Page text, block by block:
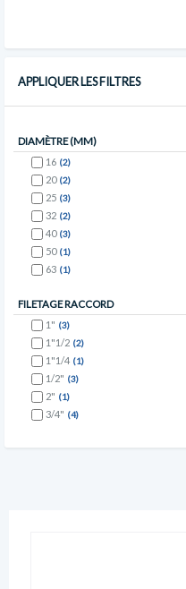
APPLIQUER LES FILTRES
DIAMÈTRE (MM)
16 (2)
20 (2)
25 (3)
32 (2)
40 (3)
50 (1)
63 (1)
FILETAGE RACCORD
1" (3)
1"1/2 (2)
1"1/4 (1)
1/2" (3)
2" (1)
3/4" (4)